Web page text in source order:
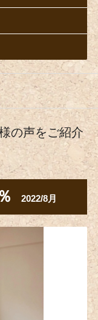
の声をご紹介
2022/8月